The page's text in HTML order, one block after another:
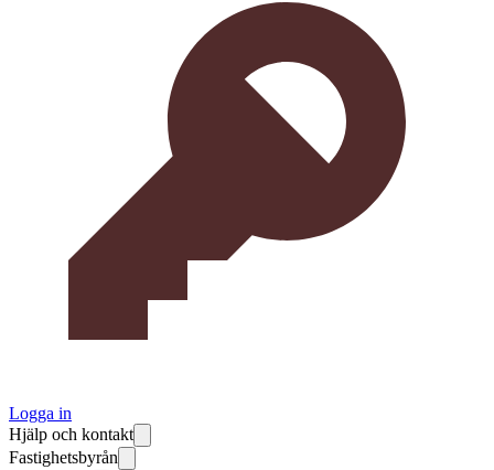
Logga in
Hjälp och kontakt
Fastighetsbyrån